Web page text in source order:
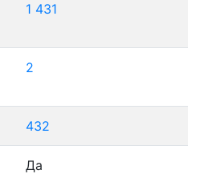
1 431
2
432
Да